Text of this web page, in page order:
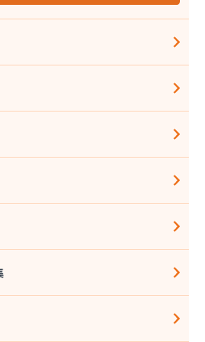
容器検査工場
センター
野営業所
パンガス充填所オートスタ
宮営業所